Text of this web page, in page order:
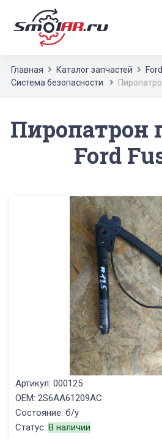
Главная Каталог запчастей Ford
Система безопасности
Пиропатрон
Ford
Артикул: 000125
OEM: 2S6AA61209AC
Состояние: б/у
Статус: В наличии